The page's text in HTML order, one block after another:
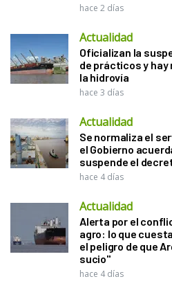
hace 2 días
Actualidad
Oficializan la
de prácticos y hay
la hidrovía
hace 3 días
Actualidad
Se normaliza el
el Gobierno
suspende el
hace 4 días
Actualidad
Alerta por el
agro: lo que
el peligro de que
sucio"
hace 4 días